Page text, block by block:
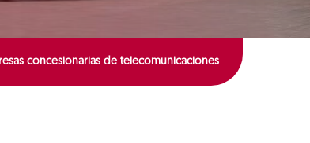
concesionarias de telecomunicaciones